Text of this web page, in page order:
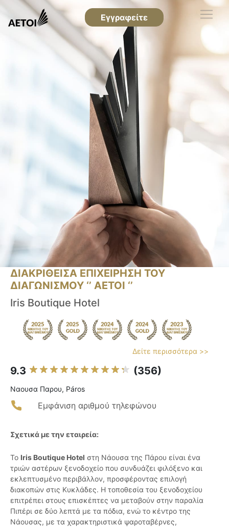
Εγγραφείτε
ΔΙΑΚΡΙΘΕΙΣΑ ΕΠΙΧΕΙΡΗΣΗ ΤΟΥ
ΔΙΑΓΩΝΙΣΜΟΥ ‘’ ΑΕΤΟΙ ‘’
Iris Boutique Hotel
Δείτε περισσότερα >>
9.3 (356)
Ναουσα Παρου, Páros
Εμφάνιση αριθμού τηλεφώνου
Σχετικά με την εταιρεία:
Το Iris Boutique Hotel στη Νάουσα της Πάρου είναι ένα
τριών αστέρων ξενοδοχείο που συνδυάζει φιλόξενο και
εκλεπτυσμένο περιβάλλον, προσφέροντας επιλογή
διακοπών στις Κυκλάδες. Η τοποθεσία του ξενοδοχείου
επιτρέπει στους επισκέπτες να μεταβούν στην παραλία
Πιπέρι σε δύο λεπτά με τα πόδια, ενώ το κέντρο της
Νάουσας, με τα χαρακτηριστικά ψαροταβέρνες,